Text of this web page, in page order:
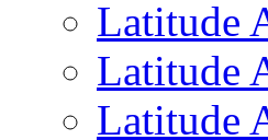
Latitude
Latitude
Latitude